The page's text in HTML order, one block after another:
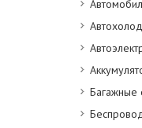
Багажные